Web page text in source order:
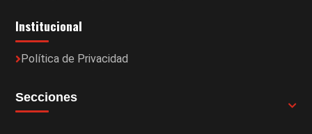
Institucional
Política de Privacidad
Secciones